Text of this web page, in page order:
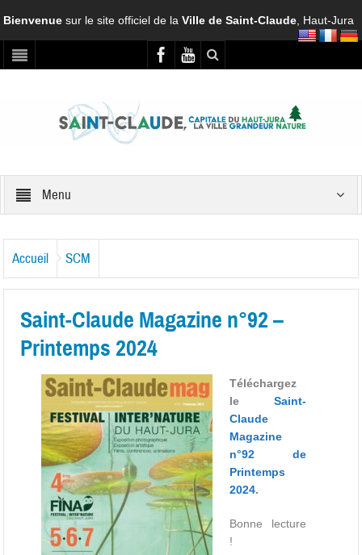
Bienvenuesur le site officiel de laVille de Saint-Claude , Haut-Jura
Menu
Accueil SCM
Saint-Claude Magazine n°92 –
Printemps 2024
Téléchargez
le Saint-
Claude
Magazine
n°92 de
Printemps
2024.
Bonne lecture
!